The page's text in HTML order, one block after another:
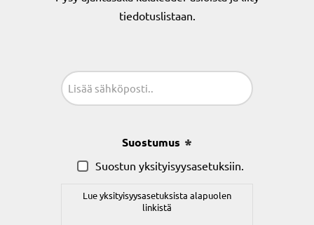
tiedotuslistaan.
Sähköposti
Suostumus
Suostun yksityisyysasetuksiin.
Lue yksityisyysasetuksista alapuolen
linkistä